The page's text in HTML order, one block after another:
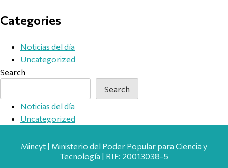
Categories
Noticias del día
Uncategorized
Search
Search
Noticias del día
Uncategorized
Mincyt | Ministerio del Poder Popular para Ciencia y
Tecnología | RIF: 20013038-5